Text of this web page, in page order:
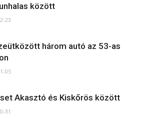
között
23
három autó az 53-as
05
Akasztó és Kiskőrös között
31